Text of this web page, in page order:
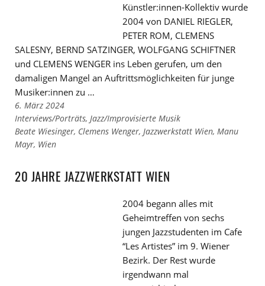
Künstler:innen-Kollektiv wurde
2004 von DANIEL RIEGLER,
PETER ROM, CLEMENS
SALESNY, BERND SATZINGER, WOLFGANG SCHIFTNER
und CLEMENS WENGER ins Leben gerufen, um den
damaligen Mangel an Auftrittsmöglichkeiten für junge
Musiker:innen zu …
6. März 2024
Links
zu
den
Interviews/Porträts, Jazz/Improvisierte Musik
Links
zu
Tags
Beate Wiesinger, Clemens Wenger, Jazzwerkstatt Wien, Manu
Mayr, Wien
20 JAHRE JAZZWERKSTATT WIEN
2004 begann alles mit
Geheimtreffen von sechs
jungen Jazzstudenten im Cafe
“Les Artistes” im 9. Wiener
Bezirk. Der Rest wurde
irgendwann mal